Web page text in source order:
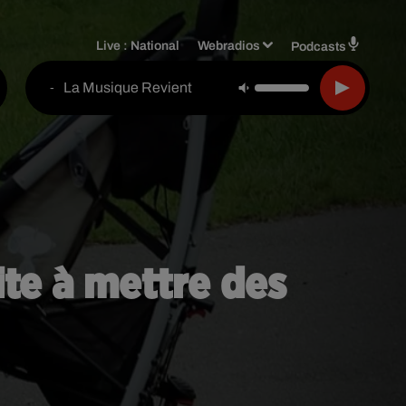
Live : National Webradios Podcasts
- La Musique Revient
à mettre des